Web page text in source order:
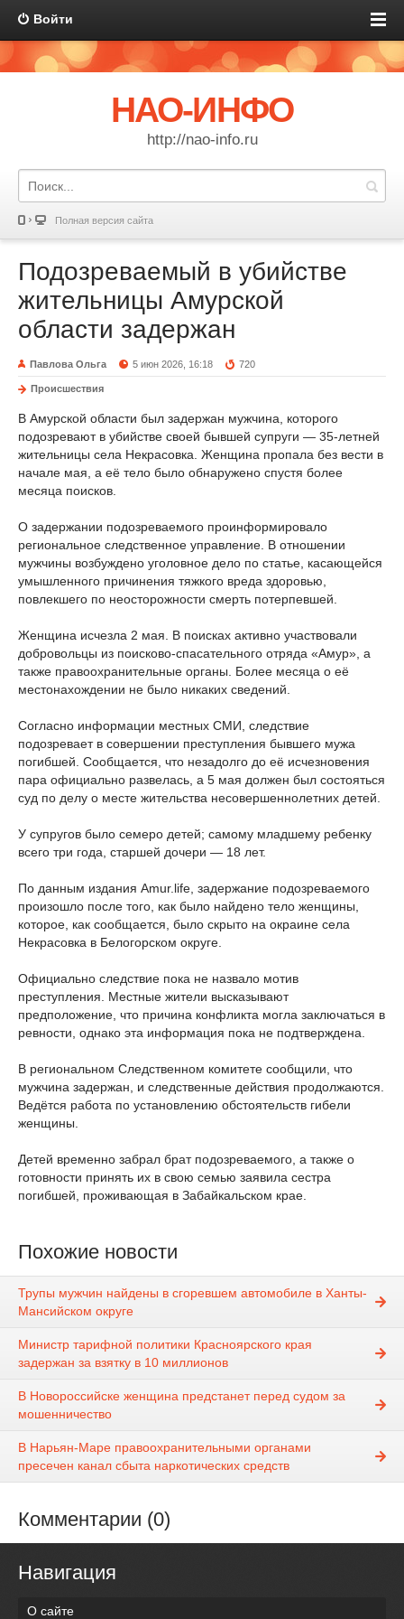
Войти
НАО-ИНФО
http://nao-info.ru
Полная версия сайта
Подозреваемый в убийстве
жительницы Амурской
области задержан
Павлова Ольга 5 июн 2026, 16:18 720
Происшествия
В Амурской области был задержан мужчина, которого
подозревают в убийстве своей бывшей супруги — 35-летней
жительницы села Некрасовка. Женщина пропала без вести в
начале мая, а её тело было обнаружено спустя более
месяца поисков.
О задержании подозреваемого проинформировало
региональное следственное управление. В отношении
мужчины возбуждено уголовное дело по статье, касающейся
умышленного причинения тяжкого вреда здоровью,
повлекшего по неосторожности смерть потерпевшей.
Женщина исчезла 2 мая. В поисках активно участвовали
добровольцы из поисково-спасательного отряда «Амур», а
также правоохранительные органы. Более месяца о её
местонахождении не было никаких сведений.
Согласно информации местных СМИ, следствие
подозревает в совершении преступления бывшего мужа
погибшей. Сообщается, что незадолго до её исчезновения
пара официально развелась, а 5 мая должен был состояться
суд по делу о месте жительства несовершеннолетних детей.
У супругов было семеро детей; самому младшему ребенку
всего три года, старшей дочери — 18 лет.
По данным издания Amur.life, задержание подозреваемого
произошло после того, как было найдено тело женщины,
которое, как сообщается, было скрыто на окраине села
Некрасовка в Белогорском округе.
Официально следствие пока не назвало мотив
преступления. Местные жители высказывают
предположение, что причина конфликта могла заключаться в
ревности, однако эта информация пока не подтверждена.
В региональном Следственном комитете сообщили, что
мужчина задержан, и следственные действия продолжаются.
Ведётся работа по установлению обстоятельств гибели
женщины.
Детей временно забрал брат подозреваемого, а также о
готовности принять их в свою семью заявила сестра
погибшей, проживающая в Забайкальском крае.
Похожие новости
Трупы мужчин найдены в сгоревшем автомобиле в Ханты-
Мансийском округе
Министр тарифной политики Красноярского края
задержан за взятку в 10 миллионов
В Новороссийске женщина предстанет перед судом за
мошенничество
В Нарьян-Маре правоохранительными органами
пресечен канал сбыта наркотических средств
Комментарии (0)
Навигация
О сайте